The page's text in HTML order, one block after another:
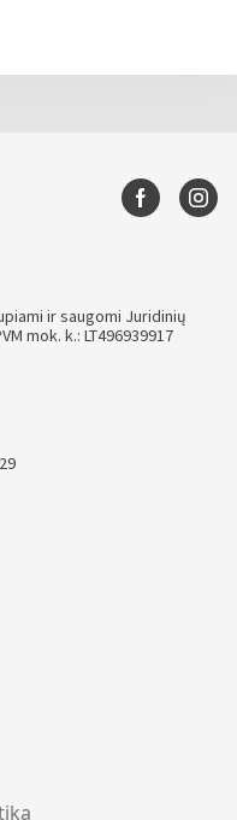
ir saugomi Juridinių
mok. k.: LT496939917